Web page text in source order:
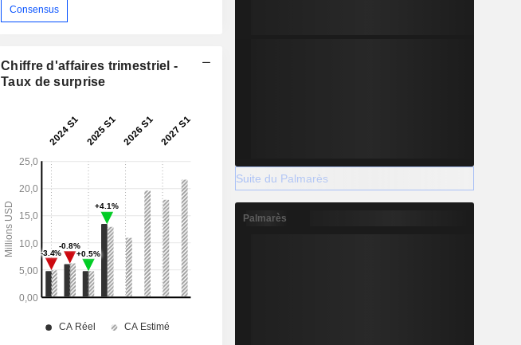
Consensus
Chiffre d'affaires trimestriel -
Taux de surprise
Suite du Palmarès
Palmarès